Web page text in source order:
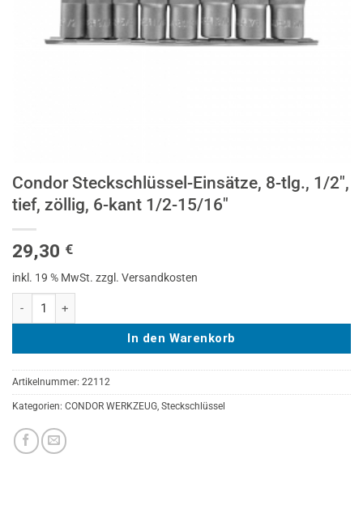
Condor Steckschlüssel-Einsätze, 8-tlg., 1/2″,
tief, zöllig, 6-kant 1/2-15/16″
29,30 €
inkl. 19 % MwSt. zzgl. Versandkosten
Condor Steckschlüssel-Einsätze, 8-tlg., 1/2", tief, zöllig, 6-kant 1/2-15/
In den Warenkorb
Artikelnummer: 22112
Kategorien: CONDOR WERKZEUG, Steckschlüssel